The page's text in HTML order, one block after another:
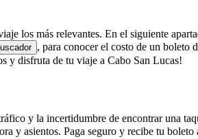
los más relevantes. En el siguiente
, para conocer el costo de un boleto
y disfruta de tu viaje a Cabo San Lucas!
y la incertidumbre de encontrar una
y asientos. Paga seguro y recibe tu boleto